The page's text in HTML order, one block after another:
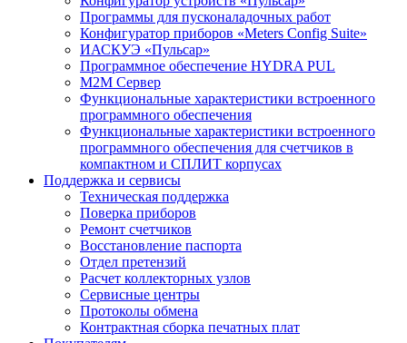
Программы для пусконаладочных работ
Конфигуратор приборов «Meters Config Suite»
ИАСКУЭ «Пульсар»
Программное обеспечение HYDRA PUL
M2M Сервер
Функциональные характеристики встроенного
программного обеспечения
Функциональные характеристики встроенного
программного обеспечения для счетчиков в
компактном и СПЛИТ корпусах
Поддержка и сервисы
Техническая поддержка
Поверка приборов
Ремонт счетчиков
Восстановление паспорта
Отдел претензий
Расчет коллекторных узлов
Сервисные центры
Протоколы обмена
Контрактная сборка печатных плат